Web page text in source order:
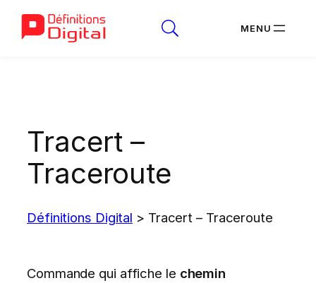
Tracert –
Traceroute
Définitions Digital > Tracert – Traceroute
Commande qui affiche le chemin